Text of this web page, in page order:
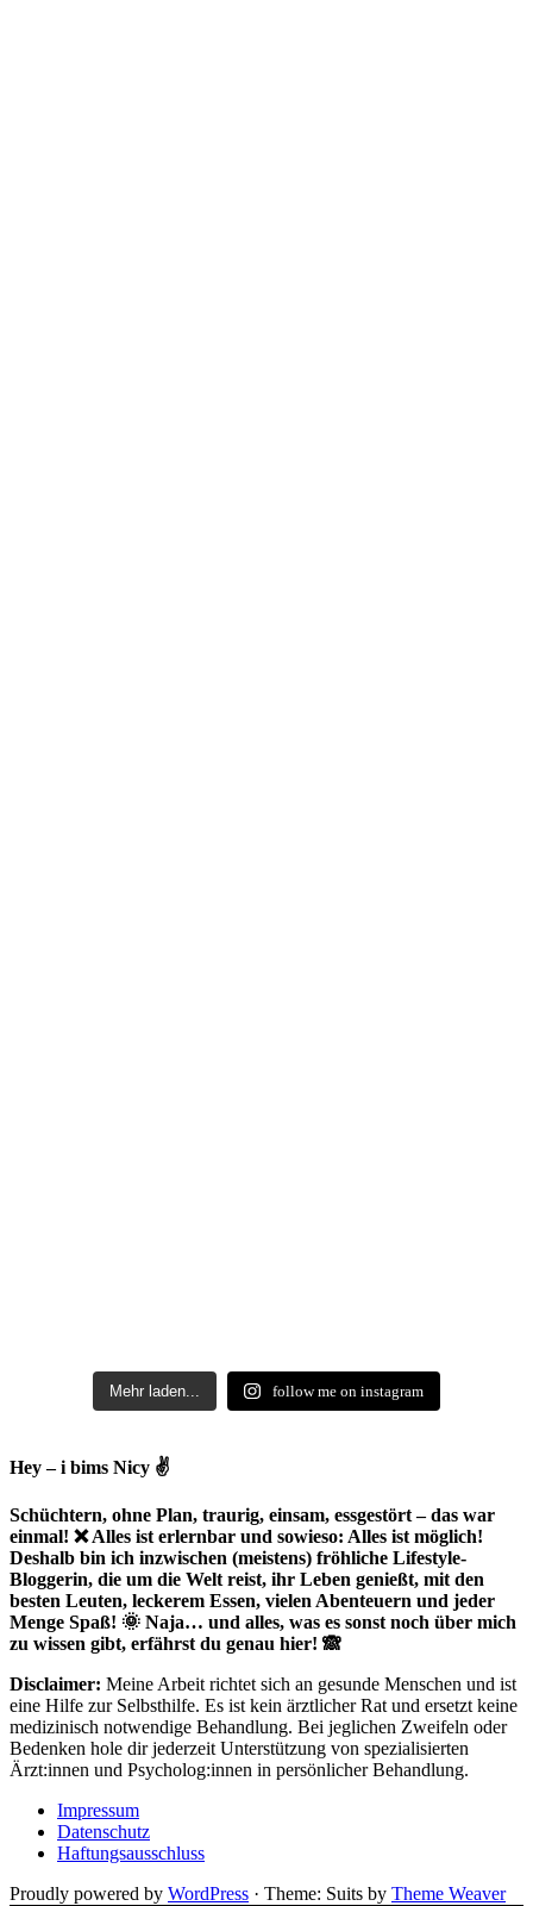
Mehr laden... follow me on instagram
Hey – i bims Nicy ✌
Schüchtern, ohne Plan, traurig, einsam, essgestört – das war
einmal! ❌ Alles ist erlernbar und sowieso: Alles ist möglich!
Deshalb bin ich inzwischen (meistens) fröhliche Lifestyle-
Bloggerin, die um die Welt reist, ihr Leben genießt, mit den
besten Leuten, leckerem Essen, vielen Abenteuern und jeder
Menge Spaß! 🌞 Naja… und alles, was es sonst noch über mich
zu wissen gibt, erfährst du genau hier! 🙈
Disclaimer: Meine Arbeit richtet sich an gesunde Menschen und ist
eine Hilfe zur Selbsthilfe. Es ist kein ärztlicher Rat und ersetzt keine
medizinisch notwendige Behandlung. Bei jeglichen Zweifeln oder
Bedenken hole dir jederzeit Unterstützung von spezialisierten
Ärzt:innen und Psycholog:innen in persönlicher Behandlung.
Impressum
Datenschutz
Haftungsausschluss
Proudly powered by WordPress · Theme: Suits by Theme Weaver